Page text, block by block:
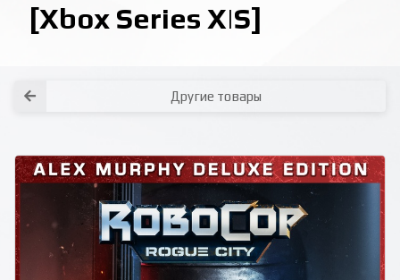
[Xbox Series X|S]
Другие товары